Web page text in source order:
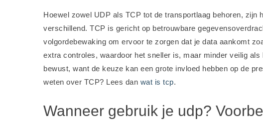
Hoewel zowel UDP als TCP tot de transportlaag behoren, zijn
verschillend. TCP is gericht op betrouwbare
volgordebewaking om ervoor te zorgen dat je data aankomt
extra controles, waardoor het sneller is, maar minder veilig
bewust, want de keuze kan een grote invloed hebben op de
weten over TCP? Lees dan wat is tcp.
Wanneer gebruik je udp?